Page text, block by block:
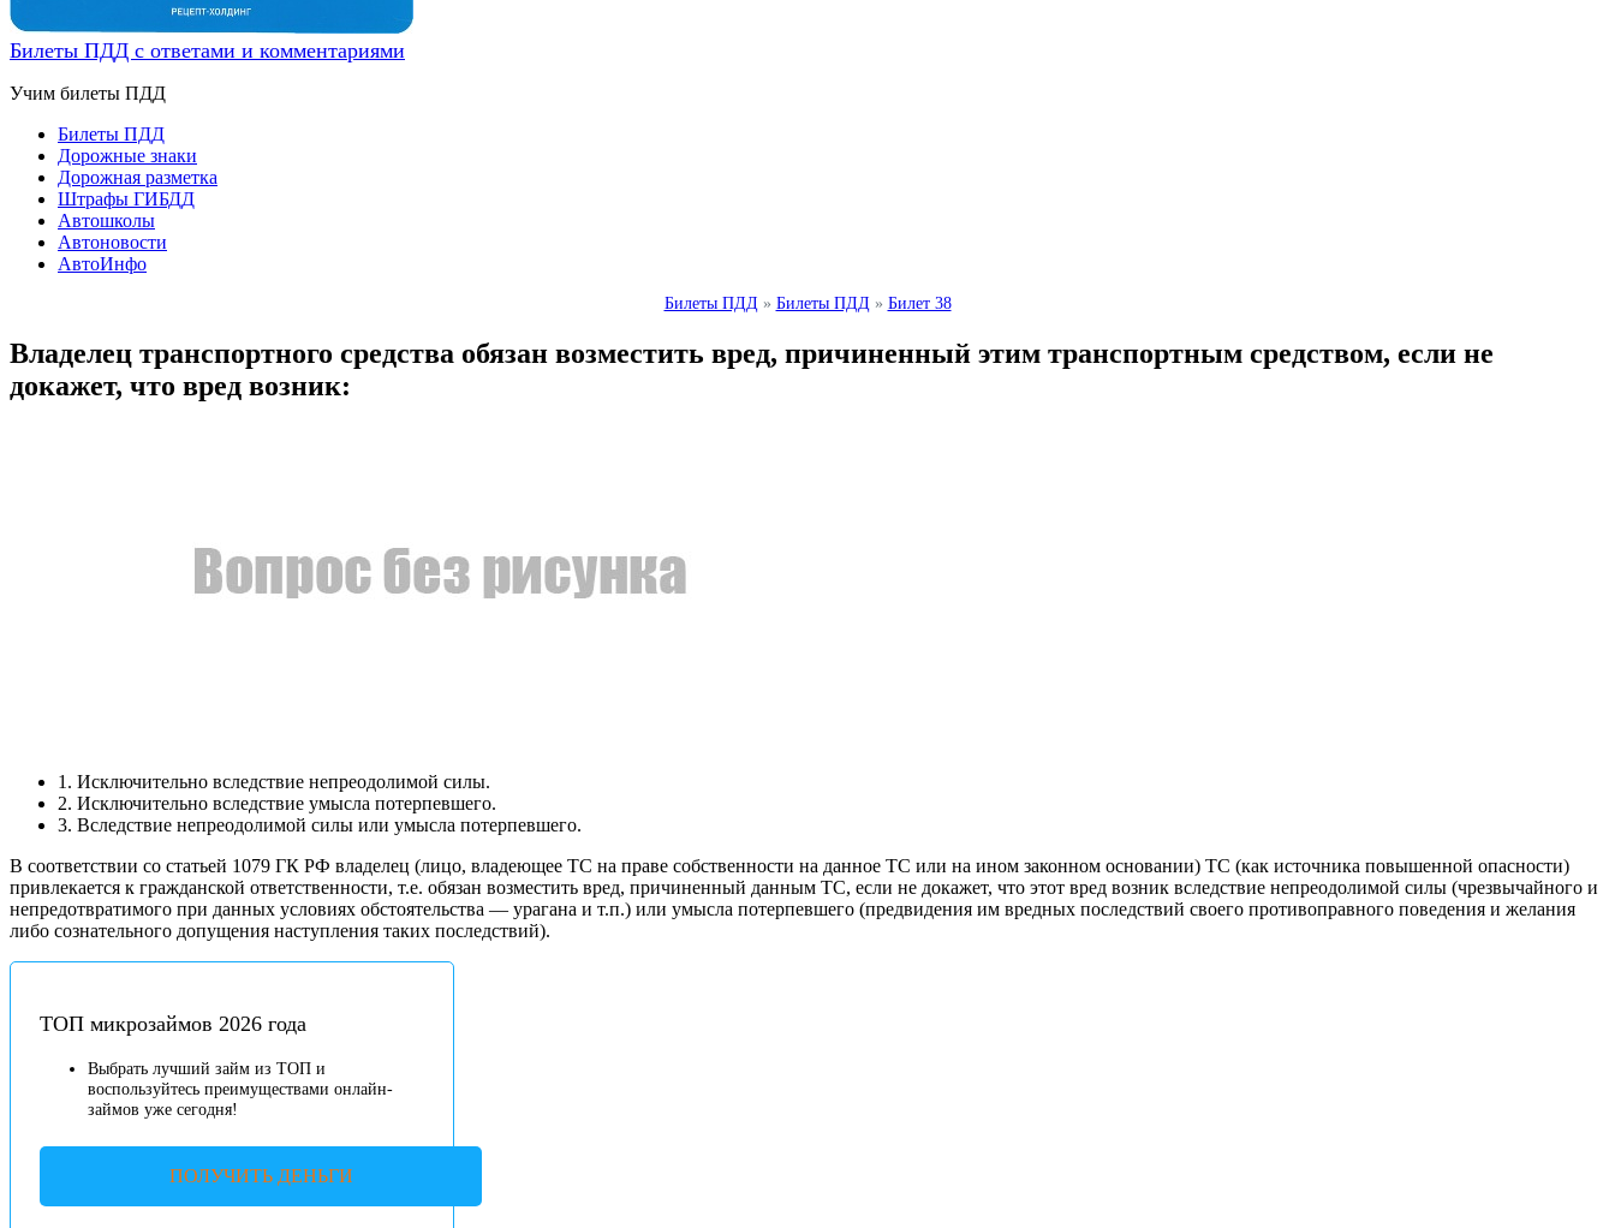
Билеты ПДД с ответами и комментариями
Учим билеты ПДД
Билеты ПДД
Дорожные знаки
Дорожная разметка
Штрафы ГИБДД
Автошколы
Автоновости
АвтоИнфо
Билеты ПДД » Билеты ПДД » Билет 38
Владелец транспортного средства обязан возместить вред, причиненный этим транспортным средством, если не
докажет, что вред возник:
1. Исключительно вследствие непреодолимой силы.
2. Исключительно вследствие умысла потерпевшего.
3. Вследствие непреодолимой силы или умысла потерпевшего.
В соответствии со статьей 1079 ГК РФ владелец (лицо, владеющее ТС на праве собственности на данное ТС или на ином законном основании) ТС (как источника повышенной опасности)
привлекается к гражданской ответственности, т.е. обязан возместить вред, причиненный данным ТС, если не докажет, что этот вред возник вследствие непреодолимой силы (чрезвычайного и
непредотвратимого при данных условиях обстоятельства — урагана и т.п.) или умысла потерпевшего (предвидения им вредных последствий своего противоправного поведения и желания
либо сознательного допущения наступления таких последствий).
ТОП микрозаймов 2026 года
Выбрать лучший займ из ТОП и
воспользуйтесь преимуществами онлайн-
займов уже сегодня!
ПОЛУЧИТЬ ДЕНЬГИ